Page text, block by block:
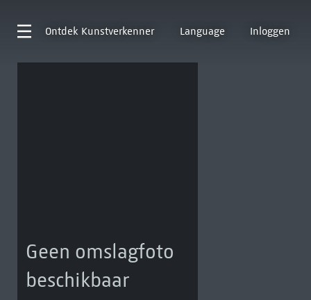
Ontdek Kunstverkenner Language Inloggen
Geen omslagfoto
beschikbaar